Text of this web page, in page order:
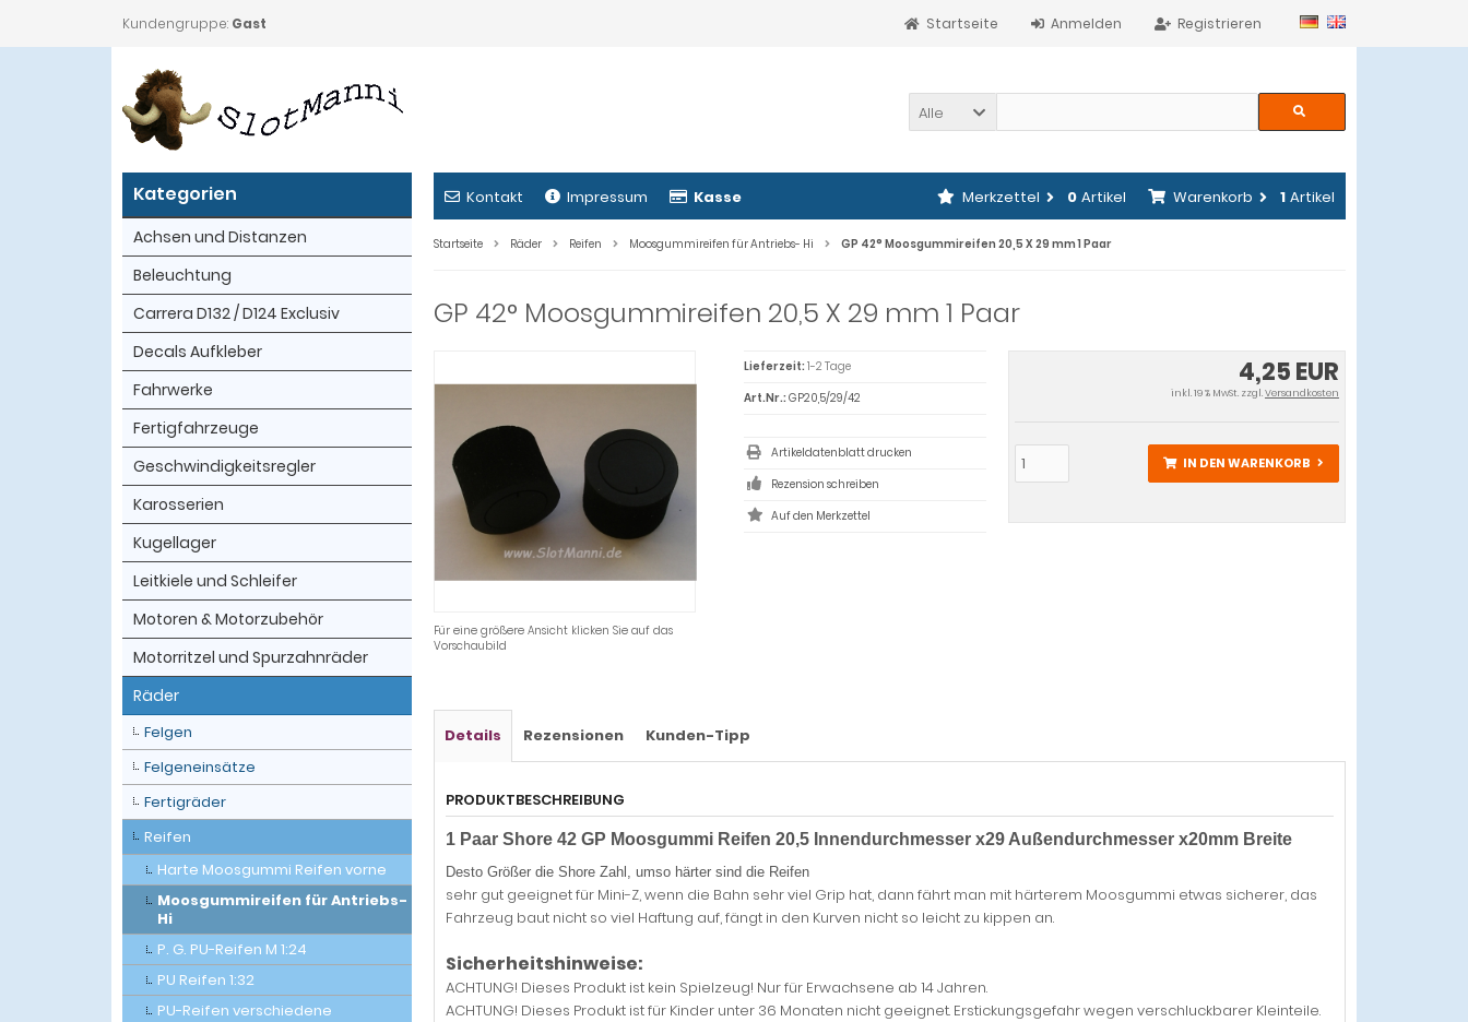
Kundengruppe: Gast Registrieren
Anmelden
Startseite
Alle
Kontakt Impressum Kasse Warenkorb 1 Artikel
Merkzettel 0 Artikel
Startseite Räder Reifen Moosgummireifen für Antriebs- Hi GP 42° Moosgummireifen 20,5 X 29 mm 1 Paar
GP 42° Moosgummireifen 20,5 X 29 mm 1 Paar
Für eine größere Ansicht klicken Sie auf das
Vorschaubild
4,25 EUR
inkl. 19 % MwSt. zzgl.Versandkosten
IN DEN WARENKORB
Lieferzeit: 1-2 Tage
Art.Nr.: GP20,5/29/42
Artikeldatenblatt drucken
Rezension schreiben
Details Rezensionen Kunden-Tipp
PRODUKTBESCHREIBUNG
1 Paar Shore 42 GP Moosgummi Reifen 20,5 Innendurchmesser x29 Außendurchmesser x20mm Breite
Desto Größer die Shore Zahl, umso härter sind die Reifen
sehr gut geeignet für Mini-Z, wenn die Bahn sehr viel Grip hat, dann fährt man mit härterem Moosgummi etwas sicherer, das
Fahrzeug baut nicht so viel Haftung auf, fängt in den Kurven nicht so leicht zu kippen an.
Sicherheitshinweise:
ACHTUNG! Dieses Produkt ist kein Spielzeug! Nur für Erwachsene ab 14 Jahren.
ACHTUNG! Dieses Produkt ist für Kinder unter 36 Monaten nicht geeignet. Erstickungsgefahr wegen verschluckbarer Kleinteile.
Kategorien
Achsen und Distanzen
Beleuchtung
Carrera D132 / D124 Exclusiv
Decals Aufkleber
Fahrwerke
Fertigfahrzeuge
Geschwindigkeitsregler
Karosserien
Kugellager
Leitkiele und Schleifer
Motoren & Motorzubehör
Motorritzel und Spurzahnräder
Räder
Felgen
Felgeneinsätze
Fertigräder
Reifen
Harte Moosgummi Reifen vorne
Moosgummireifen für Antriebs-
Hi
P. G. PU-Reifen M 1:24
PU Reifen 1:32
PU-Reifen verschiedene